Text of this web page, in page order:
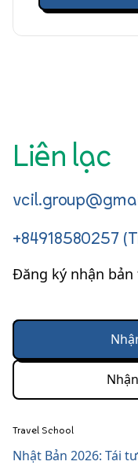
Liên lạc
+84918580257
Đăng ký nhận
Travel School
Nhật Bản 2026: Tái